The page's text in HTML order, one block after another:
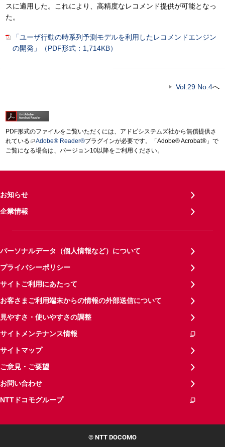
スに適用した。これにより、高精度なレコメンド提供が可能となっ
た。
「ユーザ行動の時系列予測モデルを利用したレコメンドエンジン
の開発」（PDF形式：1,714KB）
Vol.29 No.4へ
PDF形式のファイルをご覧いただくには、アドビシステムズ社から無償提供さ
れている
Adobe® Reader®プラグインが必要です。「Adobe® Acrobat®」で
ご覧になる場合は、バージョン10以降をご利用ください。
お知らせ
企業情報
パーソナルデータ（個人情報など）について
プライバシーポリシー
サイトご利用にあたって
お客さまご利用端末からの情報の外部送信について
見やすさ・使いやすさの調整
サイトメンテナンス情報
サイトマップ
ご意見・ご要望
お問い合わせ
NTTドコモグループ
© NTT DOCOMO